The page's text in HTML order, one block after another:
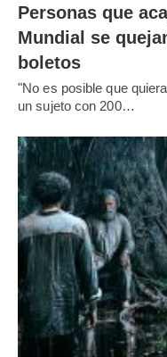
Personas que
Mundial se
boletos
"No es posible que
un sujeto con 200…